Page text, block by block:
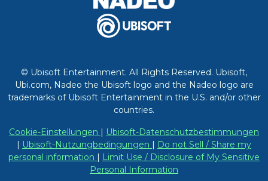
© Ubisoft Entertainment. All Rights Reserved. Ubisoft,
Ubi.com, Nadeo the Ubisoft logo and the Nadeo logo are
trademarks of Ubisoft Entertainment in the U.S. and/or other
countries.
Cookie-Einstellungen | Ubisoft-Datenschutzbestimmungen
| Ubisoft-Nutzungbedingungen | Do not Sell / Share my
personal information | Limit Use / Disclosure of My Sensitive
Personal Information